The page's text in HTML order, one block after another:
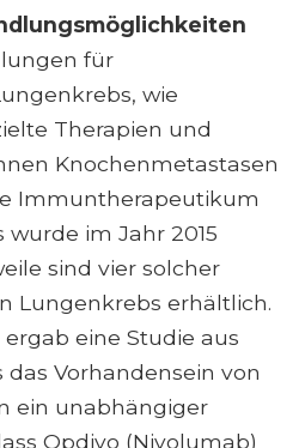
für
wie
Therapien und
Knochenmetastasen
Immuntherapeutikum
im Jahr 2015
sind vier solcher
Lungenkrebs erhältlich.
eine Studie aus
das Vorhandensein von
ein unabhängiger
Opdivo (Nivolumab)